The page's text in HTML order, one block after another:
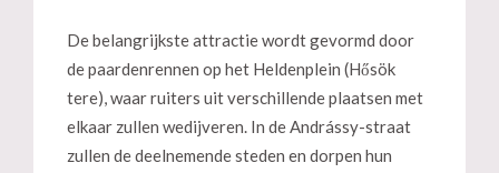
De belangrijkste attractie wordt gevormd door
de paardenrennen op het Heldenplein (Hősök
tere), waar ruiters uit verschillende plaatsen met
elkaar zullen wedijveren. In de Andrássy-straat
zullen de deelnemende steden en dorpen hun